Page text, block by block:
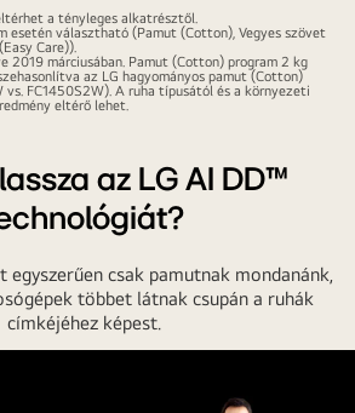
a tényleges alkatrésztől.
esetén választható (Pamut (Cotton), Vegyes szövet
Care)).
márciusában. Pamut (Cotton) program 2 kg
az LG hagyományos pamut (Cotton)
vs. FC1450S2W). A ruha típusától és a környezeti
eltérő lehet.
az LG AI DD™
egyszerűen csak pamutnak mondanánk,
többet látnak csupán a ruhák
címkéjéhez képest.